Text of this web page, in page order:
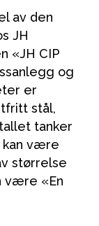
av den
JH
«JH CIP
og
er
stål,
tanker
kan være
størrelse
være «En